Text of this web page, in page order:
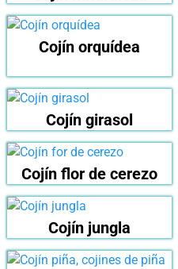
Cojín orquídea
Cojín girasol
Cojín flor de cerezo
Cojín jungla